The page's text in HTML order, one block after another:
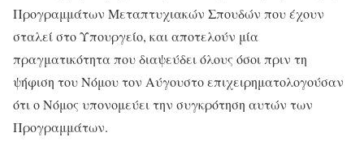
Προγραμμάτων Μεταπτυχιακών Σπουδών που έχουν
σταλεί στο Υπουργείο, και αποτελούν μία
πραγματικότητα που διαψεύδει όλους όσοι πριν τη
ψήφιση του Νόμου τον Αύγουστο επιχειρηματολογούσαν
ότι ο Νόμος υπονομεύει την συγκρότηση αυτών των
Προγραμμάτων.